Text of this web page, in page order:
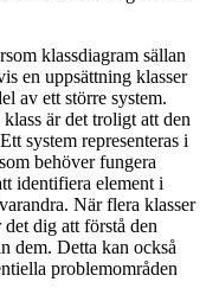
klassdiagram sällan
en uppsättning klasser
av ett större system.
är det troligt att den
system representeras i
behöver fungera
identifiera element i
När flera klasser
dig att förstå den
dem. Detta kan också
problemområden